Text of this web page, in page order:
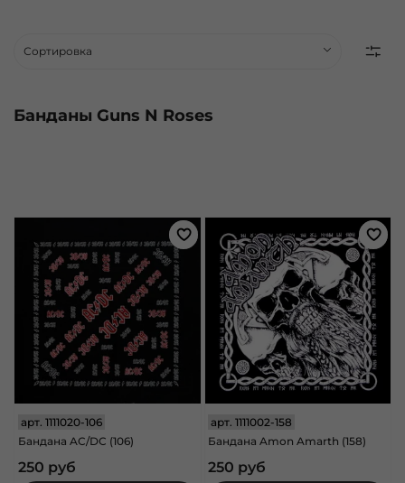
Банданы Guns N Roses
арт. 1111020-106
Бандана AC/DC (106)
250 руб
арт.1111002-158
Бандана Amon Amarth (158)
250 руб